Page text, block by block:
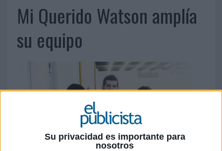
Su privacidad es importante para
nosotros
Mi Querido Watson amplía
su equipo